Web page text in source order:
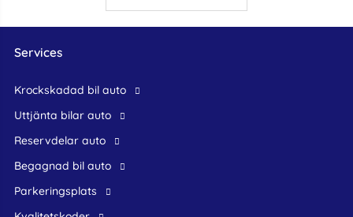
Services
krockskadad bil auto
Uttjänta bilar auto
reservdelar auto
begagnad bil auto
Parkeringsplats